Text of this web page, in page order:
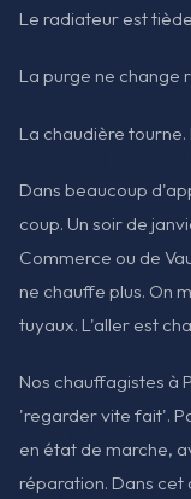
Le radiateur est
La purge ne change
La chaudière tourne.
Dans beaucoup
coup. Un soir de
Commerce ou de
ne chauffe plus. On
tuyaux. L'aller est
Nos chauffagistes à
'regarder vite fait'.
en état de marche,
réparation. Dans cet